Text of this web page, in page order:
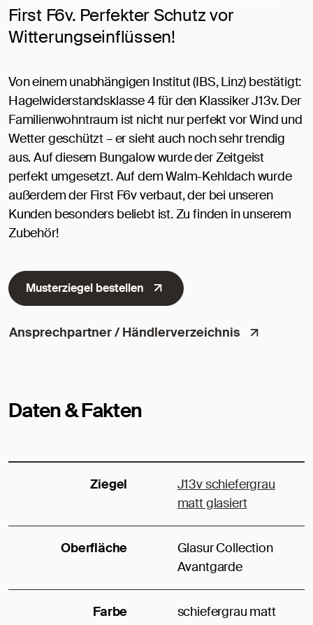
First F6v. Perfekter Schutz vor
Witterungseinflüssen!
Von einem unabhängigen Institut (IBS, Linz) bestätigt:
Hagelwiderstandsklasse 4 für den Klassiker J13v. Der
Familienwohntraum ist nicht nur perfekt vor Wind und
Wetter geschützt – er sieht auch noch sehr trendig
aus. Auf diesem Bungalow wurde der Zeitgeist
perfekt umgesetzt. Auf dem Walm-Kehldach wurde
außerdem der First F6v verbaut, der bei unseren
Kunden besonders beliebt ist. Zu finden in unserem
Zubehör!
Musterziegel bestellen
Ansprechpartner / Händlerverzeichnis
Daten & Fakten
Ziegel
J13v schiefergrau
matt glasiert
Oberfläche
Glasur Collection
Avantgarde
Farbe schiefergrau matt